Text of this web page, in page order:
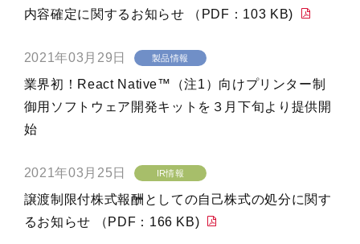
内容確定に関するお知らせ （PDF：103 KB)
2021年03月29日 製品情報
業界初！React Native™（注1）向けプリンター制
御用ソフトウェア開発キットを３月下旬より提供開
始
2021年03月25日 IR情報
譲渡制限付株式報酬としての自己株式の処分に関す
るお知らせ （PDF：166 KB)